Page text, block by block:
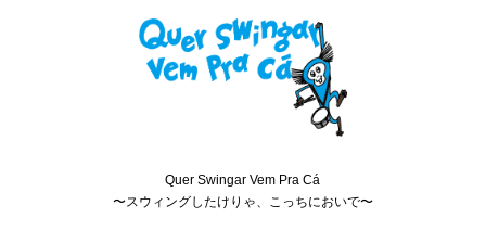
Quer Swingar Vem Pra Cá
〜スウィングしたけりゃ、こっちにおいで〜